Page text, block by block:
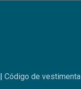
| Código de vestimenta